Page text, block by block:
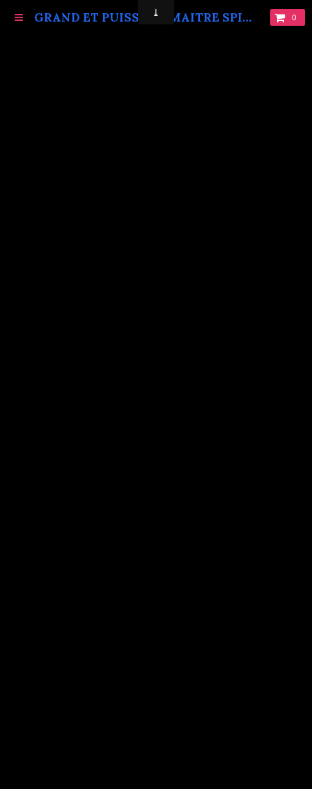
GRAND ET PUISSANT MAITRE SPIRITUEL MARABOUT VAUDOU KOKOUVI.TEL: +229 68619086. 0